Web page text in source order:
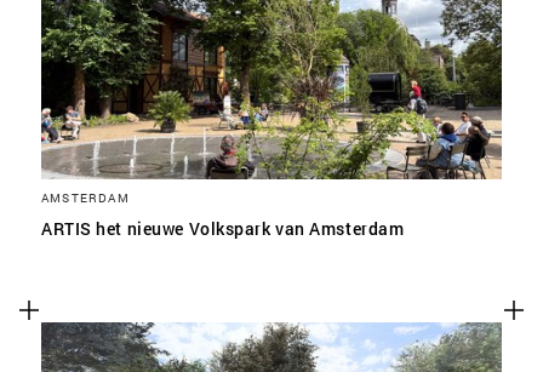
AMSTERDAM
ARTIS het nieuwe Volkspark van Amsterdam
SLA VOORKEUREN OP